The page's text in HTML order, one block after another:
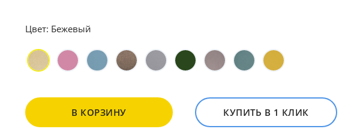
Цвет: Бежевый
В КОРЗИНУ КУПИТЬ В 1 КЛИК